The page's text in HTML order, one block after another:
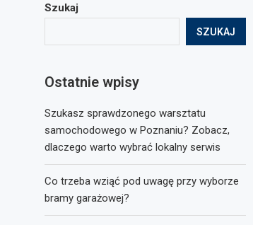
Szukaj
SZUKAJ
Ostatnie wpisy
Szukasz sprawdzonego warsztatu
samochodowego w Poznaniu? Zobacz,
dlaczego warto wybrać lokalny serwis
Co trzeba wziąć pod uwagę przy wyborze
bramy garażowej?